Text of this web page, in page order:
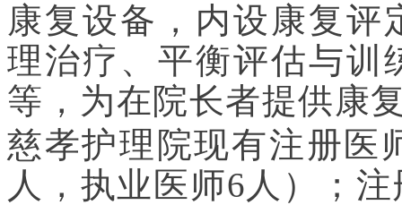
康复设备，内设康复评
理治疗、平衡评估与训
等，为在院长者提供康
慈孝护理院现有注册医
人，执业医师6人）；